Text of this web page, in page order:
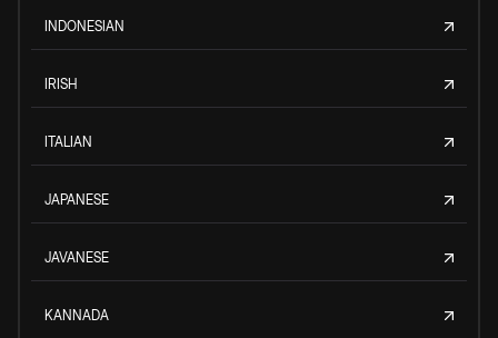
INDONESIAN
IRISH
ITALIAN
JAPANESE
JAVANESE
KANNADA